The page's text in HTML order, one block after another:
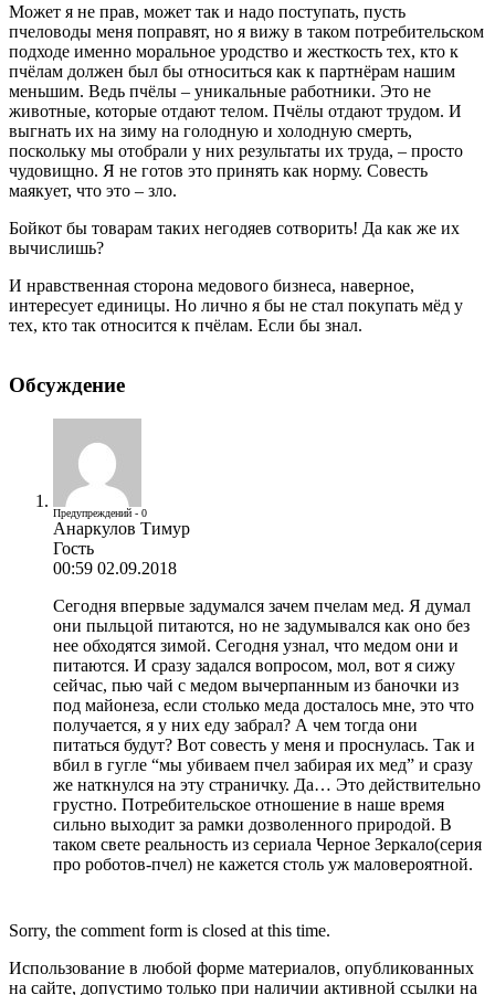
Может я не прав, может так и надо поступать, пусть
пчеловоды меня поправят, но я вижу в таком потребительском
подходе именно моральное уродство и жесткость тех, кто к
пчёлам должен был бы относиться как к партнёрам нашим
меньшим. Ведь пчёлы – уникальные работники. Это не
животные, которые отдают телом. Пчёлы отдают трудом. И
выгнать их на зиму на голодную и холодную смерть,
поскольку мы отобрали у них результаты их труда, – просто
чудовищно. Я не готов это принять как норму. Совесть
маякует, что это – зло.
Бойкот бы товарам таких негодяев сотворить! Да как же их
вычислишь?
И нравственная сторона медового бизнеса, наверное,
интересует единицы. Но лично я бы не стал покупать мёд у
тех, кто так относится к пчёлам. Если бы знал.
Обсуждение
Предупреждений - 0
Анаркулов Тимур
Гость
00:59 02.09.2018
Сегодня впервые задумался зачем пчелам мед. Я думал
они пыльцой питаются, но не задумывался как оно без
нее обходятся зимой. Сегодня узнал, что медом они и
питаются. И сразу задался вопросом, мол, вот я сижу
сейчас, пью чай с медом вычерпанным из баночки из
под майонеза, если столько меда досталось мне, это что
получается, я у них еду забрал? А чем тогда они
питаться будут? Вот совесть у меня и проснулась. Так и
вбил в гугле “мы убиваем пчел забирая их мед” и сразу
же наткнулся на эту страничку. Да… Это действительно
грустно. Потребительское отношение в наше время
сильно выходит за рамки дозволенного природой. В
таком свете реальность из сериала Черное Зеркало(серия
про роботов-пчел) не кажется столь уж маловероятной.
Sorry, the comment form is closed at this time.
Использование в любой форме материалов, опубликованных
на сайте, допустимо только при наличии активной ссылки на